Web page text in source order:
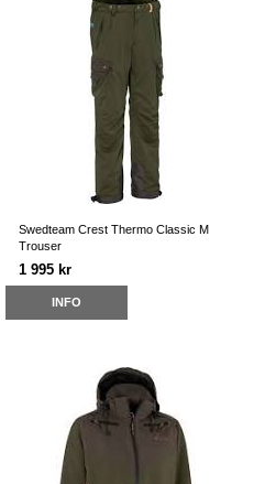
Swedteam Crest Thermo Classic M
Trouser
1 995 kr
INFO